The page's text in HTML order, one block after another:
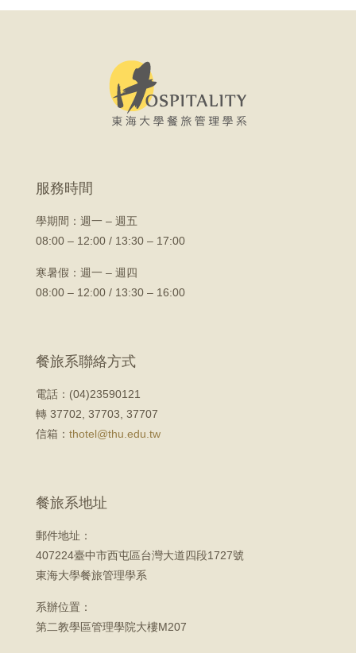
服務時間
學期間： 週一 – 週五
08:00 – 12:00 / 13:30 – 17:00
寒暑假：週一 – 週四
08:00 – 12:00 / 13:30 – 16:00
餐旅系聯絡方式
電話：(04)23590121
轉 37702, 37703, 37707
信箱： thotel@thu.edu.tw
餐旅系地址
郵件地址：
407224臺中市西屯區台灣大道四段1727號
東海大學餐旅管理學系
系辦位置：
第二教學區管理學院大樓M207